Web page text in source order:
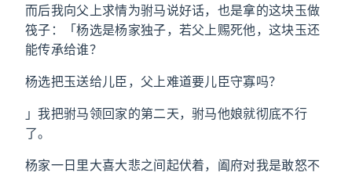
而后我向父上求情为驸马说好话，也是拿的这块玉做
筏子：「杨选是杨家独子，若父上赐死他，这块玉还
能传承给谁？
杨选把玉送给儿臣，父上难道要儿臣守寡吗？
」我把驸马领回家的第二天，驸马他娘就彻底不行
了。
杨家一日里大喜大悲之间起伏着，阖府对我是敢怒不